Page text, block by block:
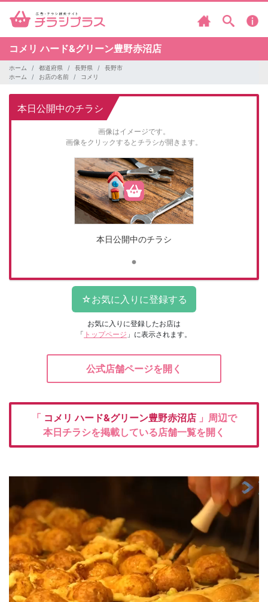
コメリハード&グリーン豊野赤沼店
ホーム 都道府県 長野県
長野市
ホーム
お店の名前 コメリ
本日公開中のチラシ
画像はイメージです。
画像をクリックするとチラシが開きます。
本日公開中のチラシ
お気に入りに登録したお店は
「 トップページ 」に表示されます。
公式店舗ページを開く
「 コメリハード&グリーン豊野赤沼店 」周辺で
本日チラシを掲載している店舗一覧を開く